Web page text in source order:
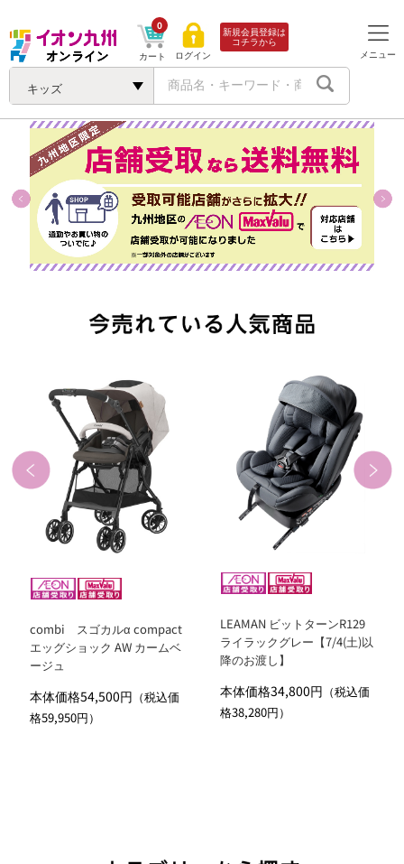
キッズ
カート
0
ログイン
新規会員登録は
コチラから
メニュー
combi スゴカルα compact
エッグショック AW カームベ
ージュ
本体価格54,500円 （税込価
格59,950円）
LEAMAN ビットターンR129
ライラックグレー【7/4(土)以
降のお渡し】
本体価格34,800円 （税込価
格38,280円）